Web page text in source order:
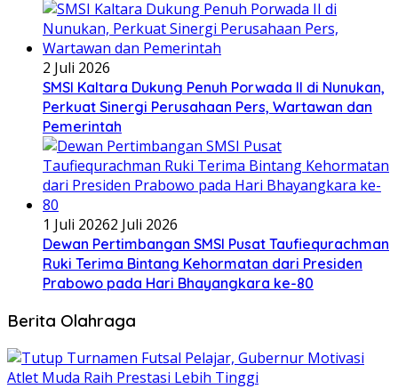
2 Juli 2026
SMSI Kaltara Dukung Penuh Porwada II di Nunukan,
Perkuat Sinergi Perusahaan Pers, Wartawan dan
Pemerintah
1 Juli 20262 Juli 2026
Dewan Pertimbangan SMSI Pusat Taufiequrachman
Ruki Terima Bintang Kehormatan dari Presiden
Prabowo pada Hari Bhayangkara ke-80
Berita Olahraga